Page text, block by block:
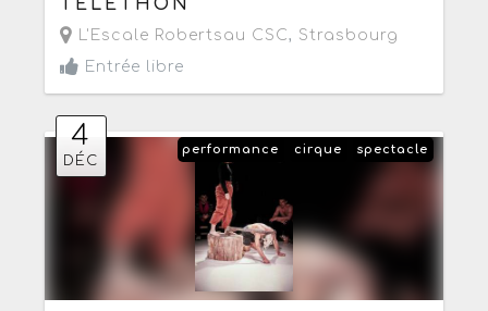
TÉLÉTHON
L'Escale Robertsau CSC, Strasbourg
Entrée libre
4
DÉC
spectacle
cirque
performance